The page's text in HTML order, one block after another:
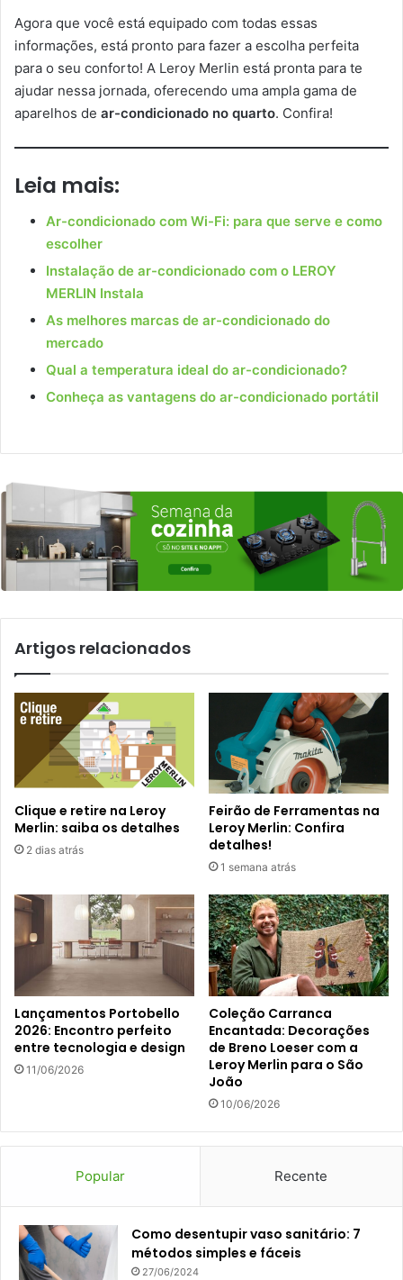
Agora que você está equipado com todas essas
informações, está pronto para fazer a escolha perfeita
para o seu conforto! A Leroy Merlin está pronta para te
ajudar nessa jornada, oferecendo uma ampla gama de
aparelhos de ar-condicionado no quarto. Confira!
Leia mais:
Ar-condicionado com Wi-Fi: para que serve e como
escolher
Instalação de ar-condicionado com o LEROY
MERLIN Instala
As melhores marcas de ar-condicionado do
mercado
Qual a temperatura ideal do ar-condicionado?
Conheça as vantagens do ar-condicionado portátil
Artigos relacionados
Clique e retire na Leroy
Merlin: saiba os detalhes
2 dias atrás
Feirão de Ferramentas na
Leroy Merlin: Confira
detalhes!
1 semana atrás
Lançamentos Portobello
2026: Encontro perfeito
entre tecnologia e design
11/06/2026
Coleção Carranca
Encantada: Decorações
de Breno Loeser com a
Leroy Merlin para o São
João
10/06/2026
Popular Recente
Como desentupir vaso sanitário: 7
métodos simples e fáceis
27/06/2024